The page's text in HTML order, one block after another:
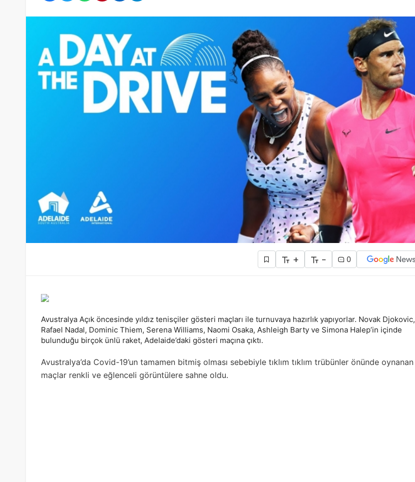
+ - 0
Avustralya Açık öncesinde yıldız tenisçiler gösteri maçları ile turnuvaya hazırlık yapıyorlar. Novak Djokovic,
Rafael Nadal, Dominic Thiem, Serena Williams, Naomi Osaka, Ashleigh Barty ve Simona Halep’in içinde
bulunduğu birçok ünlü raket, Adelaide’daki gösteri maçına çıktı.
Avustralya’da Covid-19’un tamamen bitmiş olması sebebiyle tıklım tıklım trübünler önünde oynanan
maçlar renkli ve eğlenceli görüntülere sahne oldu.